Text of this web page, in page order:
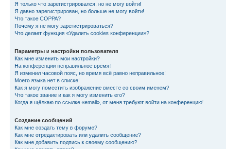
Я только что зарегистрировался, но не могу войти!
Я давно зарегистрирован, но больше не могу войти!
Что такое COPPA?
Почему я не могу зарегистрироваться?
Что делает функция «Удалить cookies конференции»?
Параметры и настройки пользователя
Как мне изменить мои настройки?
На конференции неправильное время!
Я изменил часовой пояс, но время всё равно неправильное!
Моего языка нет в списке!
Как я могу поместить изображение вместе со своим именем?
Что такое звание и как я могу изменить его?
Когда я щёлкаю по ссылке «email», от меня требуют войти на конференцию!
Создание сообщений
Как мне создать тему в форуме?
Как мне отредактировать или удалить сообщение?
Как мне добавить подпись к своему сообщению?